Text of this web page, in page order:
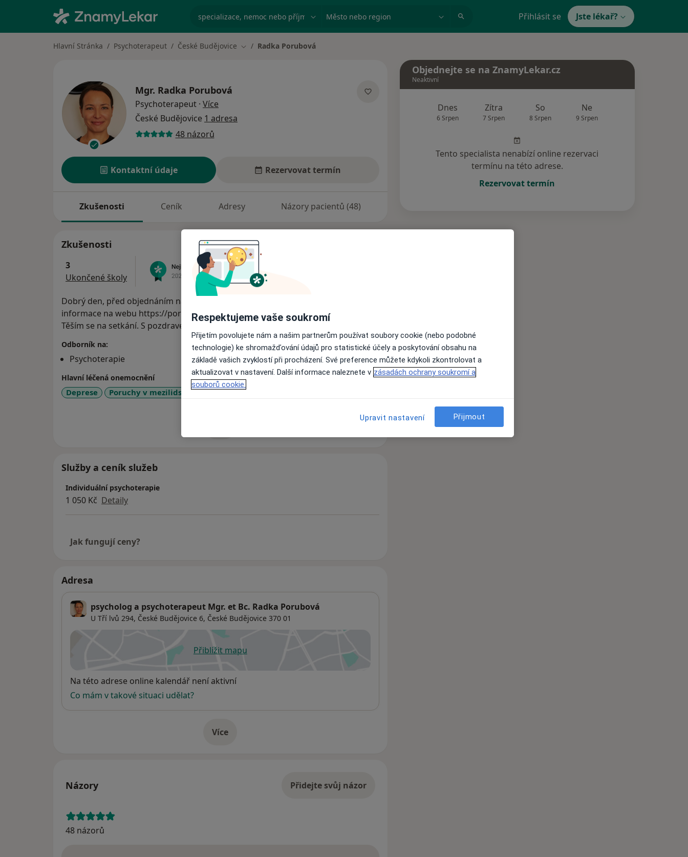
specializace, nemoc nebo příjmení Město nebo region Přihlásit se Jste lékař?
Hlavní Stránka Psychoterapeut České Budějovice Změna města
Radka Porubová
Mgr. Radka Porubová
Psychoterapeut · Více
České Budějovice 1 adresa
48 názorů
Kontaktní údaje Rezervovat termín
Zkušenosti Ceník Adresy Názory pacientů (48)
Zkušenosti
3
Ukončené školy
Dobrý den, před objednáním na první psychoterapeutické setkání si pročtěte
informace na webu https://porubova-psycholog.cz/
Těším se na setkání. S pozdravem Radka Porubová
Odborník na:
Psychoterapie
Hlavní léčená onemocnění
Deprese Poruchy v mezilidských vztazích Nízké sebevědomí
Služby a ceník služeb
Individuální psychoterapie
1 050 Kč Detaily
Jak fungují ceny?
Adresa
psycholog a psychoterapeut Mgr. et Bc. Radka Porubová
U Tří lvů 294, České Budějovice 6, České Budějovice 370 01
Přiblížit mapuse otevře v nové záložce
Dostupnost
Na této adrese online kalendář není aktivní
Co mám v takové situaci udělat?
Víceo adrese
Názory Přidejte svůj názor
48 názorů
Objednejte se na ZnamyLekar.cz
Neaktivní
Dnes
6 Srpen
Zítra
7 Srpen
So
8 Srpen
Ne
9 Srpen
Tento specialista nenabízí online rezervaci
termínu na této adrese.
Rezervovat termín
Respektujeme vaše soukromí
Přijetím povolujete nám a našim partnerům používat soubory cookie (nebo podobné
technologie) ke shromažďování údajů pro statistické účely a poskytování obsahu na
základě vašich zvyklostí při procházení. Své preference můžete kdykoli zkontrolovat a
aktualizovat v nastavení. Další informace naleznete v zásadách ochrany soukromí a
souborů cookie.
Upravit nastavení Přijmout